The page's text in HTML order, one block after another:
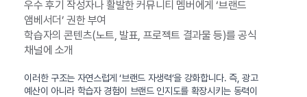
우수 후기 작성자나 활발한 커뮤니티 멤버에게 ‘브랜드
앰베서더’ 권한 부여
학습자의 콘텐츠(노트, 발표, 프로젝트 결과물 등)를 공식
채널에 소개
이러한 구조는 자연스럽게 ‘브랜드 자생력’을 강화합니다. 즉, 광고
예산이 아니라 학습자 경험이 브랜드 인지도를 확장시키는 동력이